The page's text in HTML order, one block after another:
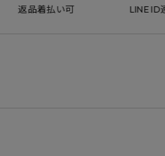
返品着払い可 LINE ID連携